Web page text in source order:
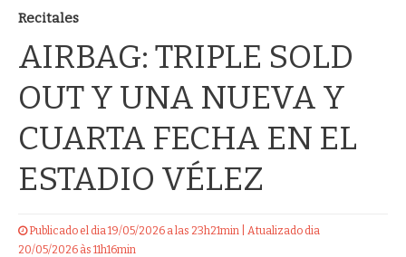
Recitales
AIRBAG: TRIPLE SOLD
OUT Y UNA NUEVA Y
CUARTA FECHA EN EL
ESTADIO VÉLEZ
Publicado el dia 19/05/2026 a las 23h21min | Atualizado dia
20/05/2026 às 11h16min